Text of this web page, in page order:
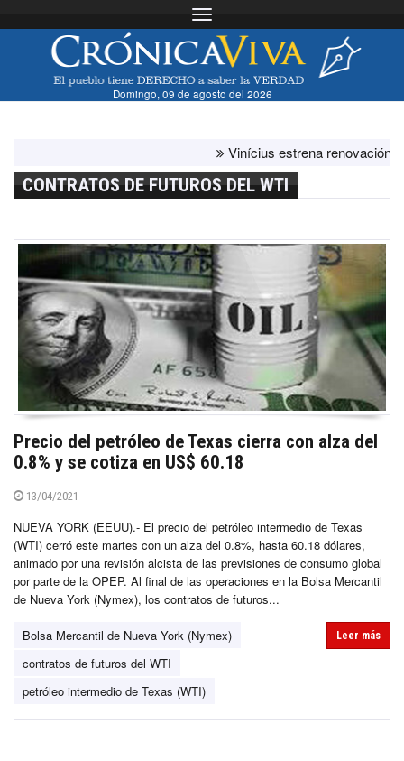
Toggle navigation
Domingo, 09 de agosto del 2026
Vinícius estrena renovación con el
CONTRATOS DE FUTUROS DEL WTI
Precio del petróleo de Texas cierra con alza del
0.8% y se cotiza en US$ 60.18
13/04/2021
NUEVA YORK (EEUU).- El precio del petróleo intermedio de Texas
(WTI) cerró este martes con un alza del 0.8%, hasta 60.18 dólares,
animado por una revisión alcista de las previsiones de consumo global
por parte de la OPEP. Al final de las operaciones en la Bolsa Mercantil
de Nueva York (Nymex), los contratos de futuros...
Bolsa Mercantil de Nueva York (Nymex)
contratos de futuros del WTI
petróleo intermedio de Texas (WTI)
Leer más